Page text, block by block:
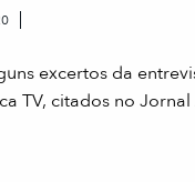
excertos da
TV, citados no